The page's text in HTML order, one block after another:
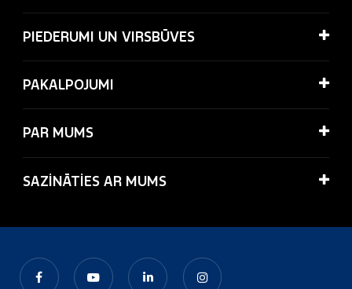
PIEDERUMI UN VIRSBŪVES
PAKALPOJUMI
PAR MUMS
SAZİNĀTİES AR MUMS